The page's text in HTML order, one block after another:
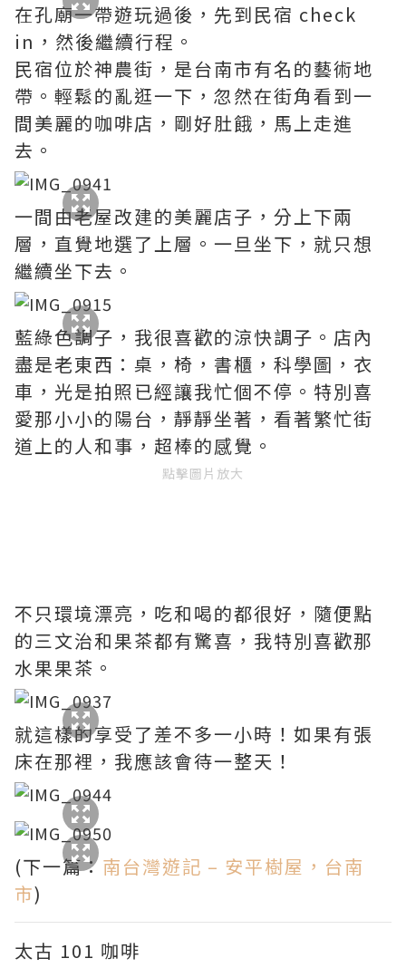
在孔廟一帶遊玩過後，先到民宿 check
in，然後繼續行程。
民宿位於神農街，是台南市有名的藝術地
帶。輕鬆的亂逛一下，忽然在街角看到一
間美麗的咖啡店，剛好肚餓，馬上走進
去。
一間由老屋改建的美麗店子，分上下兩
層，直覺地選了上層。一旦坐下，就只想
繼續坐下去。
藍綠色調子，我很喜歡的涼快調子。店內
盡是老東西：桌，椅，書櫃，科學圖，衣
車，光是拍照已經讓我忙個不停。特別喜
愛那小小的陽台，靜靜坐著，看著繁忙街
道上的人和事，超棒的感覺。
點擊圖片放大
不只環境漂亮，吃和喝的都很好，隨便點
的三文治和果茶都有驚喜，我特別喜歡那
水果果茶。
就這樣的享受了差不多一小時！如果有張
床在那裡，我應該會待一整天！
(下一篇：南台灣遊記 – 安平樹屋，台南
市)
太古 101 咖啡